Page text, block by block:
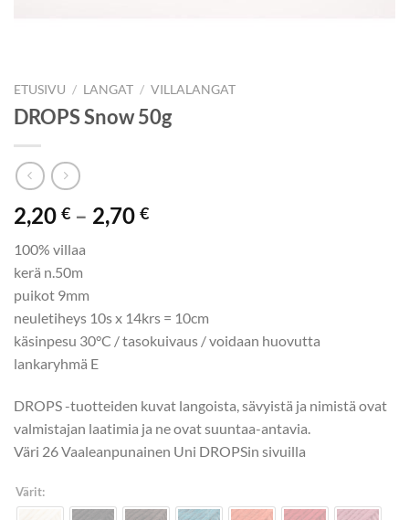
ETUSIVU / LANGAT / VILLALANGAT
DROPS Snow 50g
2,20 € – 2,70 €Hintaluokka:
100% villaa
kerä n.50m
puikot 9mm
neuletiheys 10s x 14krs = 10cm
käsinpesu 30°C / tasokuivaus / voidaan huovutta
lankaryhmä E
DROPS -tuotteiden kuvat langoista, sävyistä ja nimistä ovat
valmistajan laatimia ja ne ovat suuntaa-antavia.
Väri 26 Vaaleanpunainen Uni DROPSin sivuilla
Värit: